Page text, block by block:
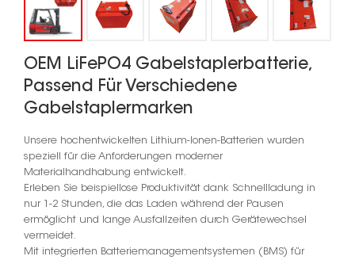
OEM LiFePO4 Gabelstaplerbatterie,
Passend Für Verschiedene
Gabelstaplermarken
Unsere hochentwickelten Lithium-Ionen-Batterien wurden
speziell für die Anforderungen moderner
Materialhandhabung entwickelt.
Erleben Sie beispiellose Produktivität dank Schnellladung in
nur 1-2 Stunden, die das Laden während der Pausen
ermöglicht und lange Ausfallzeiten durch Gerätewechsel
vermeidet.
Mit integrierten Batteriemanagementsystemen (BMS) für